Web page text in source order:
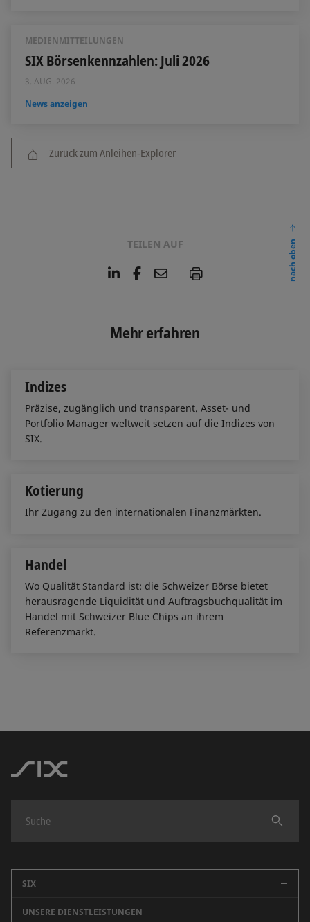
MEDIENMITTEILUNGEN
SIX Börsenkennzahlen: Juli 2026
3. AUG. 2026
News anzeigen
Zurück zum Anleihen-Explorer
TEILEN AUF
L
e
d
F
o
E
l
P
nach oben
Mehr erfahren
Indizes
Präzise, zugänglich und transparent. Asset- und
Portfolio Manager weltweit setzen auf die Indizes von
SIX.
Kotierung
Ihr Zugang zu den internationalen Finanzmärkten.
Handel
Wo Qualität Standard ist: die Schweizer Börse bietet
herausragende Liquidität und Auftragsbuchqualität im
Handel mit Schweizer Blue Chips an ihrem
Referenzmarkt.
Finden
SIX
Unternehmen
UNSERE DIENSTLEISTUNGEN